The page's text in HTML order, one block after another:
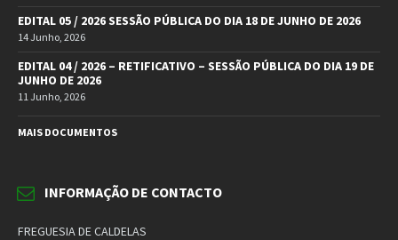
EDITAL 05 / 2026 SESSÃO PÚBLICA DO DIA 18 DE JUNHO DE 2026
14 Junho, 2026
EDITAL 04 / 2026 – RETIFICATIVO – SESSÃO PÚBLICA DO DIA 19 DE
JUNHO DE 2026
11 Junho, 2026
MAIS DOCUMENTOS
INFORMAÇÃO DE CONTACTO
FREGUESIA DE CALDELAS